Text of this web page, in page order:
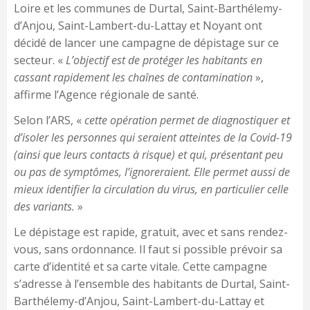
Loire et les communes de Durtal, Saint-Barthélemy-
d’Anjou, Saint-Lambert-du-Lattay et Noyant ont
décidé de lancer une campagne de dépistage sur ce
secteur. «L’objectif est de protéger les habitants en
cassant rapidement les chaînes de contamination»,
affirme l’Agence régionale de santé.
Selon l’ARS, «cette opération permet de diagnostiquer et
d’isoler les personnes qui seraient atteintes de la Covid-19
(ainsi que leurs contacts à risque) et qui, présentant peu
ou pas de symptômes, l’ignoreraient. Elle permet aussi de
mieux identifier la circulation du virus, en particulier celle
des variants. »
Le dépistage est rapide, gratuit, avec et sans rendez-
vous, sans ordonnance. Il faut si possible prévoir sa
carte d’identité et sa carte vitale. Cette campagne
s’adresse à l’ensemble des habitants de Durtal, Saint-
Barthélemy-d’Anjou, Saint-Lambert-du-Lattay et